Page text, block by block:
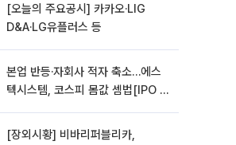
[오늘의 주요공시] 카카오·LIG
D&A·LG유플러스 등
본업 반등·자회사 적자 축소…에스
텍시스템, 코스피 몸값 셈법[IPO 엑
[장외시황] 비바리퍼블리카,